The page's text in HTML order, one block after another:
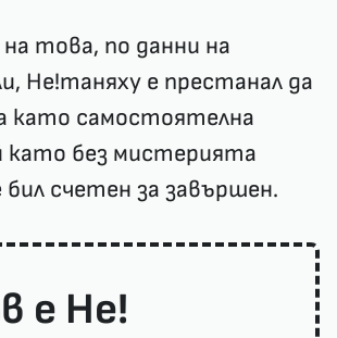
това, по данни на
Не!таняху е престанал да
като самостоятелна
като без мистерията
счетен за завършен.
е Не!